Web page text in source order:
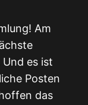
Am
es ist
Posten
das